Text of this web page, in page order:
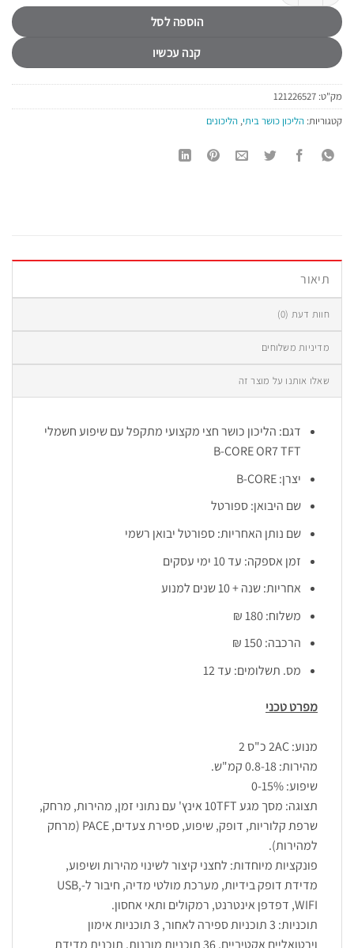
הוספה לסל
קנה עכשיו
מק"ט: 121226527
קטגוריות: הליכון כושר ביתי, הליכונים
תיאור
חוות דעת (0)
מדיניות משלוחים
שאלו אותנו על מוצר זה
דגם: הליכון כושר חצי מקצועי מתקפל עם שיפוע חשמלי
B-CORE OR7 TFT
יצרן: B-CORE
שם היבואן: ספורטל
שם נותן האחריות: ספורטל יבואן רשמי
זמן אספקה: עד 10 ימי עסקים
אחריות: שנה + 10 שנים למנוע
משלוח: 180 ₪
הרכבה: 150 ₪
מס. תשלומים: עד 12
מפרט טכני
מנוע: 2AC כ"ס 2
מהירות: 0.8-18 קמ"ש.
שיפוע: 0-15%
תצוגה: מסך מגע 10TFT אינץ' עם נתוני זמן, מהירות, מרחק,
שרפת קלוריות, דופק, שיפוע, ספירת צעדים, PACE (מרחק
למהירות).
פונקציות מיוחדות: לחצני קיצור לשינוי מהירות ושיפוע,
מדידת דופק בידיות, מערכת מולטי מדיה, חיבור ל-USB,
WIFI, דפדפן אינטרנט, רמקולים ותאי אחסון.
תוכניות: 3 תוכניות ספירה לאחור, 3 תוכניות אימון
וירטואליים אקטיביים, 36 תוכניות מובנות, תוכנית מדידת